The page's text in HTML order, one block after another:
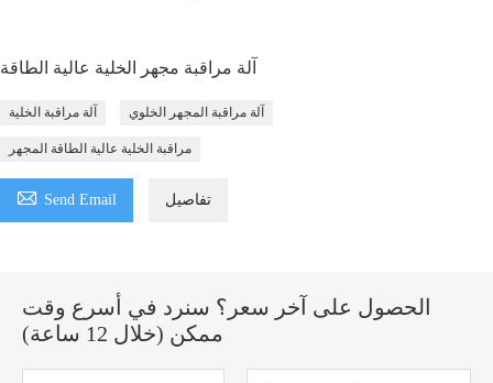
آلة مراقبة مجهر الخلية عالية الطاقة
آلة مراقبة الخلية آلة مراقبة المجهر الخلوي
مراقبة الخلية عالية الطاقة المجهر
 Send Email تفاصيل
الحصول على آخر سعر؟ سنرد في أسرع وقت
ممكن (خلال 12 ساعة)